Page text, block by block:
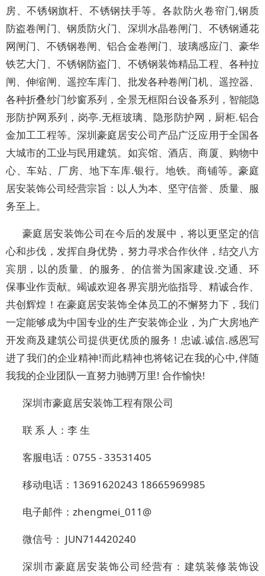
房、不锈钢旗杆、不锈钢扶手等。各款防火卷帘门,钢质
防盗卷闸门、钢质防火门、深圳水晶卷闸门、不锈钢通花
网闸门、不锈钢卷闸、铝合金卷闸门、玻璃感应门、豪华
铁艺大门、不锈钢防盗门、不锈钢装饰精品工程、各种拉
闸、伸缩闸、遥控车库门、批发各种卷闸门机、遥控器、
各种折叠纱门纱窗系列，全景无框阳台设备系列，智能隐
形防护网系列，岗亭.无框玻璃、隐形防护网，厨柜.铝合
金加工工程等。深圳豪庭居安公司产品广泛应用于全国各
大城市的工业与民用建筑。如宾馆、酒店、商厦、购物中
心、车站、厂房、地下车库.银行。地铁。商铺等。豪庭
居安装饰公司经营宗旨：以人为本、坚守信誉、质量、服
务至上。
豪庭居安装饰公司在今后的发展中，将以更坚定的信
心和步伐，发挥自身优势，努力寻求合作伙伴，结交八方
宾朋，以的质量、的服务、的信誉为国家建设.交通、环
保事业作贡献。竭诚欢迎各界宾朋光临指导、精诚合作、
共创辉煌！在豪庭居安装饰全体员工的不懈努力下，我们
一定能够成为中国专业的生产安装饰企业，为广大房地产
开发商及建筑公司提供更优质的服务！忠诚.诚信.感恩写
进了我们的企业精神!而此精神也将铭记在我的心中,伴随
我我的企业团队一直努力驰骋万里! 合作愉快!
深圳市豪庭居安装饰工程有限公司
联 系 人：李 生
客服电话：0755 - 33531405
移动电话：13691620243 18665969985
电子邮件：zhengmei_011@
微信号： JUN714420240
深圳市豪庭居安装饰公司经营有：建筑装修装饰设